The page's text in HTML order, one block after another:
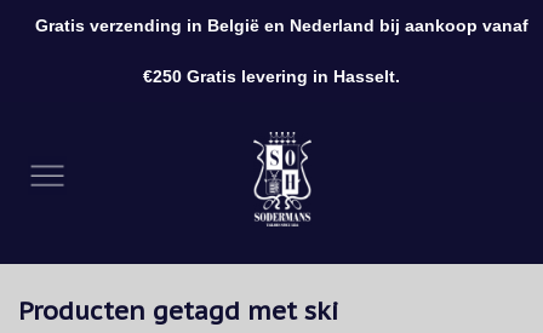
Kleding
Accessoires
Producten getagd met ski
Gratis verzending in België en Nederland bij aankoop vanaf
€250 Gratis levering in Hasselt.